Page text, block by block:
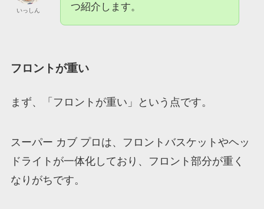
いっしん
つ紹介します。
フロントが重い
まず、「フロントが重い」という点です。
スーパー カブ プロは、フロントバスケットやヘッ
ドライトが一体化しており、フロント部分が重く
なりがちです。